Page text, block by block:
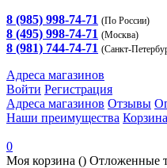
8 (985) 998-74-71 (По России)
8 (495) 998-74-71 (Москва)
8 (981) 744-74-71 (Санкт-
Адреса магазинов
Войти Регистрация
Адреса магазинов Отзывы
Наши преимущества Корзина
0
Моя корзина () Отложенные